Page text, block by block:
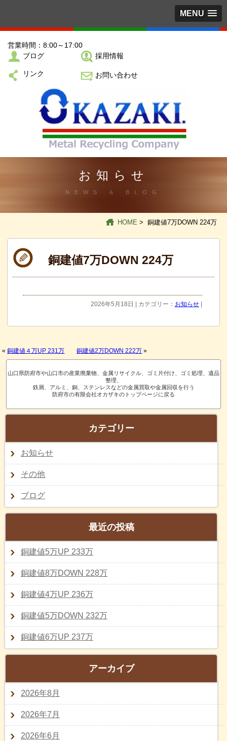
MENU
営業時間：8:00～17:00
ブログ
採用情報
リンク お問い合わせ
お知らせ
NEWS ＆ BLOG
HOME > 銅建値7万DOWN 224万
銅建値7万DOWN 224万
2026年5月18日 | カテゴリー： お知らせ|
«銅建値４万UP 231万 銅建値2万DOWN 222万 »
山口県防府市や山口市の産業廃棄物、金属リサイクル、ゴミ片付け、ゴミ処理、遺品
整理、
鉄屑、アルミ、銅、ステンレスなどの金属買取や金属回収を行う
防府市の有限会社オカザキのトップページに戻る
カテゴリー
お知らせ
その他
ブログ
最近の投稿
銅建値5万UP 233万
銅建値8万DOWN 228万
銅建値4万UP 236万
銅建値5万DOWN 232万
銅建値6万UP 237万
アーカイブ
2026年8月
2026年7月
2026年6月